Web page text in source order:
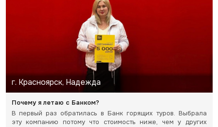
г. Красноярск, Надежда
Почему я летаю с Банком?
В первый раз обратилась в Банк горящих туров. Выбрала
эту компанию потому что стоимость ниже, чем у других